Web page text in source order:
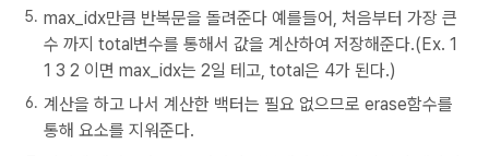
max_idx만큼 반복문을 돌려준다 예를들어, 처음부터 가장 큰
수 까지 total변수를 통해서 값을 계산하여 저장해준다.(Ex. 1
1 3 2 이면 max_idx는 2일 테고, total은 4가 된다.)
계산을 하고 나서 계산한 백터는 필요 없으므로 erase함수를
통해 요소를 지워준다.